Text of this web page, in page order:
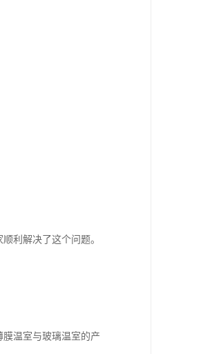
利解决了这个问题。
温室与玻璃温室的产